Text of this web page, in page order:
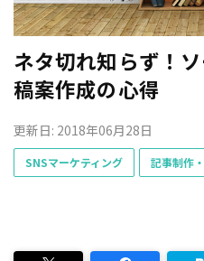
ネタ切れ知らず！
稿案作成の心得
更新日: 2018年06月28日
SNSマーケティング 記事制作